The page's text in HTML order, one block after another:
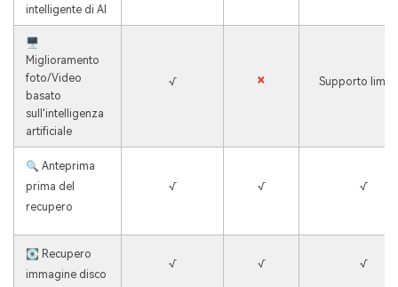
intelligente di AI
🖥 ️
Miglioramento
foto/Video
basato
sull'intelligenza
artificiale
√ × Supporto
🔍 Anteprima
prima del
recupero
√ √ √
💽 Recupero
immagine disco
√ √ √